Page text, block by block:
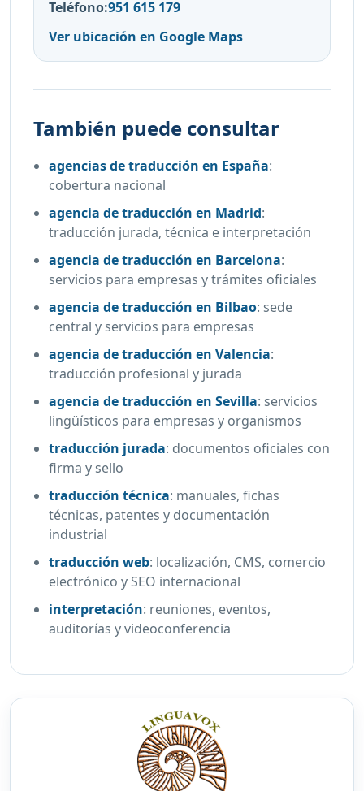
Teléfono:951 615 179
Ver ubicación en Google Maps
También puede consultar
agencias de traducción en España:
cobertura nacional
agencia de traducción en Madrid:
traducción jurada, técnica e interpretación
agencia de traducción en Barcelona:
servicios para empresas y trámites oficiales
agencia de traducción en Bilbao: sede
central y servicios para empresas
agencia de traducción en Valencia:
traducción profesional y jurada
agencia de traducción en Sevilla: servicios
lingüísticos para empresas y organismos
traducción jurada: documentos oficiales con
firma y sello
traducción técnica: manuales, fichas
técnicas, patentes y documentación
industrial
traducción web: localización, CMS, comercio
electrónico y SEO internacional
interpretación: reuniones, eventos,
auditorías y videoconferencia